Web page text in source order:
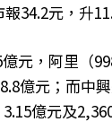
34.2元，升
元，阿里（
億元；而中
億元及